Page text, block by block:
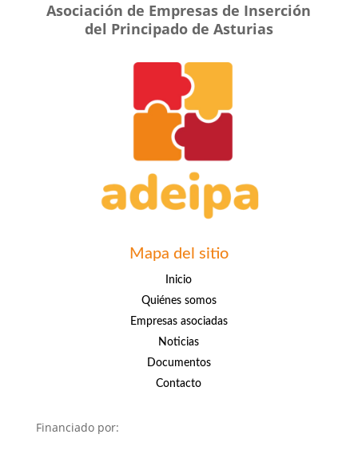
Asociación de Empresas de Inserción
del Principado de Asturias
Mapa del sitio
Inicio
Quiénes somos
Empresas asociadas
Noticias
Documentos
Contacto
Financiado por: